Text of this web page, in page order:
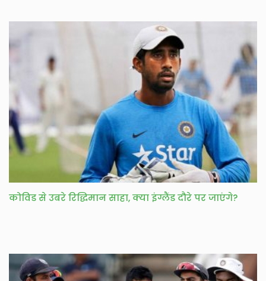
कोविड से उबरे रिद्धिमान साहा, क्या इंग्लैंड दौरे पर जाएंगे?